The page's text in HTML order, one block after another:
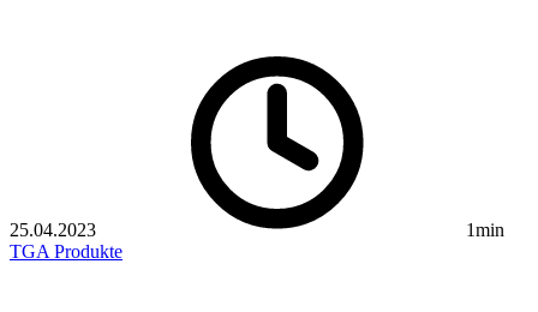
25.04.2023
1min
TGA Produkte